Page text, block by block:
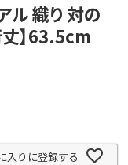
ル 織り 対の
丈】63.5cm
入りに登録する